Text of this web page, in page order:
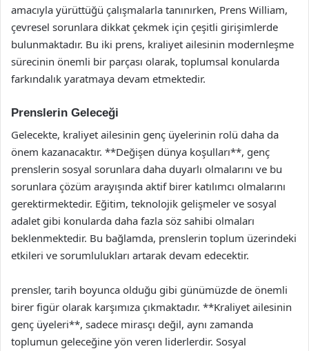
amacıyla yürüttüğü çalışmalarla tanınırken, Prens William,
çevresel sorunlara dikkat çekmek için çeşitli girişimlerde
bulunmaktadır. Bu iki prens, kraliyet ailesinin modernleşme
sürecinin önemli bir parçası olarak, toplumsal konularda
farkındalık yaratmaya devam etmektedir.
Prenslerin Geleceği
Gelecekte, kraliyet ailesinin genç üyelerinin rolü daha da
önem kazanacaktır. **Değişen dünya koşulları**, genç
prenslerin sosyal sorunlara daha duyarlı olmalarını ve bu
sorunlara çözüm arayışında aktif birer katılımcı olmalarını
gerektirmektedir. Eğitim, teknolojik gelişmeler ve sosyal
adalet gibi konularda daha fazla söz sahibi olmaları
beklenmektedir. Bu bağlamda, prenslerin toplum üzerindeki
etkileri ve sorumlulukları artarak devam edecektir.
prensler, tarih boyunca olduğu gibi günümüzde de önemli
birer figür olarak karşımıza çıkmaktadır. **Kraliyet ailesinin
genç üyeleri**, sadece mirasçı değil, aynı zamanda
toplumun geleceğine yön veren liderlerdir. Sosyal